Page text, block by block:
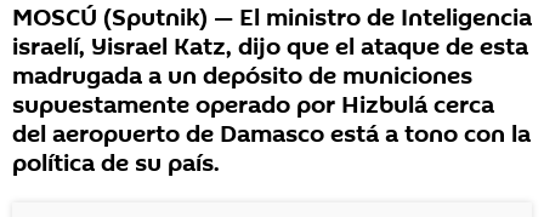
MOSCÚ (Sputnik) — El ministro de Inteligencia
israelí, Yisrael Katz, dijo que el ataque de esta
madrugada a un depósito de municiones
supuestamente operado por Hizbulá cerca
del aeropuerto de Damasco está a tono con la
política de su país.